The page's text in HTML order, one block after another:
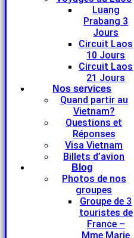
Luang
Prabang 3
Jours
Circuit Laos
10 Jours
Circuit Laos
21 Jours
Nos services
Quand partir au
Vietnam?
Questions et
Réponses
Visa Vietnam
Billets d’avion
Blog
Photos de nos
groupes
Groupe de 3
touristes de
France –
Mme Marie